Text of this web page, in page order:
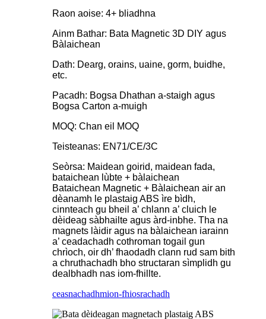
Raon aoise: 4+ bliadhna
Ainm Bathar: Bata Magnetic 3D DIY agus
Bàlaichean
Dath: Dearg, orains, uaine, gorm, buidhe,
etc.
Pacadh: Bogsa Dhathan a-staigh agus
Bogsa Carton a-muigh
MOQ: Chan eil MOQ
Teisteanas: EN71/CE/3C
Seòrsa: Maidean goirid, maidean fada,
bataichean lùbte + bàlaichean
Bataichean Magnetic + Bàlaichean air an
dèanamh le plastaig ABS ìre bìdh,
cinnteach gu bheil a’ chlann a’ cluich le
dèideag sàbhailte agus àrd-inbhe. Tha na
magnets làidir agus na bàlaichean iarainn
a’ ceadachadh cothroman togail gun
chrìoch, oir dh’ fhaodadh clann rud sam bith
a chruthachadh bho structaran sìmplidh gu
dealbhadh nas iom-fhillte.
ceasnachadhmion-fhiosrachadh